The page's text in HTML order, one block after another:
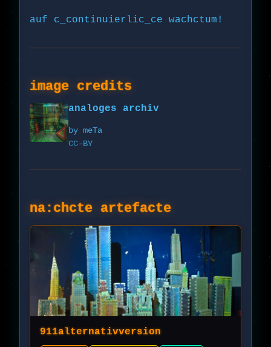
auf c_continuierlic_ce wachctum!
image credits
analoges archiv
by meTa
CC-BY
na:chcte artefacte
911alternativversion